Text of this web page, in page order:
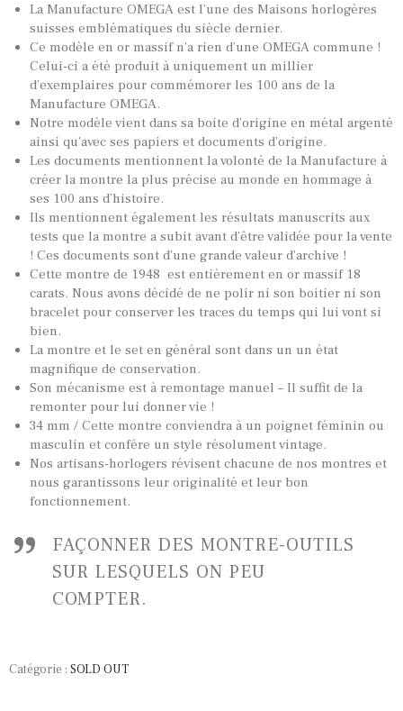
TOUTES NOS VINTAGES
MONTRES PAR HISTOIRES
La Manufacture OMEGA est l’une des Maisons horlogères
suisses emblématiques du siècle dernier.
Ce modèle en or massif n’a rien d’une OMEGA commune !
Celui-ci a été produit à uniquement un millier
d’exemplaires pour commémorer les 100 ans de la
Manufacture OMEGA.
Notre modèle vient dans sa boite d’origine en métal argenté
ainsi qu’avec ses papiers et documents d’origine.
Les documents mentionnent la volonté de la Manufacture à
créer la montre la plus précise au monde en hommage à
ses 100 ans d’histoire.
Ils mentionnent également les résultats manuscrits aux
tests que la montre a subit avant d’être validée pour la vente
! Ces documents sont d’une grande valeur d’archive !
Cette montre de 1948 est entièrement en or massif 18
carats. Nous avons décidé de ne polir ni son boitier ni son
bracelet pour conserver les traces du temps qui lui vont si
bien.
La montre et le set en général sont dans un un état
magnifique de conservation.
Son mécanisme est à remontage manuel – Il suffit de la
remonter pour lui donner vie !
34 mm / Cette montre conviendra à un poignet féminin ou
masculin et confère un style résolument vintage.
Nos artisans-horlogers révisent chacune de nos montres et
nous garantissons leur originalité et leur bon
fonctionnement.
FAÇONNER DES MONTRE-OUTILS
SUR LESQUELS ON PEU
COMPTER.
Catégorie : SOLD OUT